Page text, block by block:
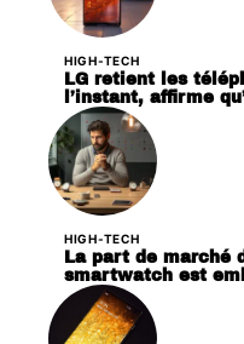
HIGH-TECH
LG retient les
l’instant, affirme
HIGH-TECH
La part de marché
smartwatch est